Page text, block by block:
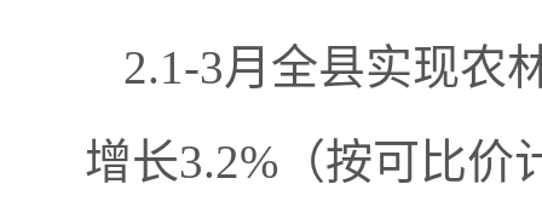
2.1-3月全县实现农
增长3.2%（按可比价